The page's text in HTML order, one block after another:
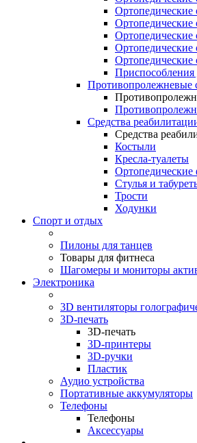
Ортопедические
Ортопедические
Ортопедические
Ортопедические
Ортопедические
Приспособления
Противопролежневые
Средства
Средства
Костыли
Кресла-туалеты
Ортопедические
Стулья и
Трости
Ходунки
Спорт и отдых
Пилоны для танцев
Товары для фитнеса
Шагомеры и мониторы
Электроника
3D вентиляторы
3D-печать
3D-печать
3D-принтеры
3D-ручки
Пластик
Аудио устройства
Портативные аккумуляторы
Телефоны
Телефоны
Аксессуары